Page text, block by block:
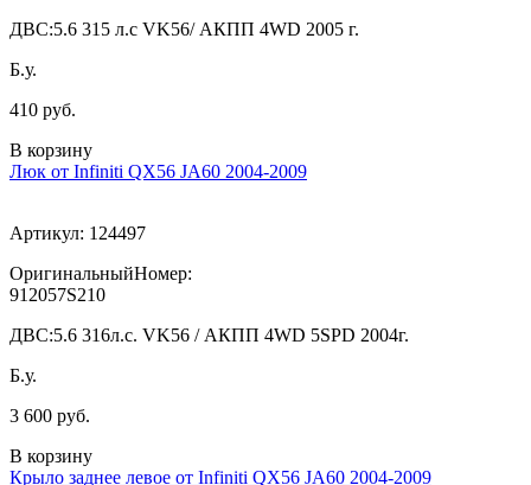
ДВС:5.6 315 л.с VK56/ АКПП 4WD 2005 г.
Б.у.
410 руб.
В корзину
Люк от Infiniti QX56 JA60 2004-2009
Артикул: 124497
ОригинальныйНомер:
912057S210
ДВС:5.6 316л.с. VK56 / АКПП 4WD 5SPD 2004г.
Б.у.
3 600 руб.
В корзину
Крыло заднее левое от Infiniti QX56 JA60 2004-2009